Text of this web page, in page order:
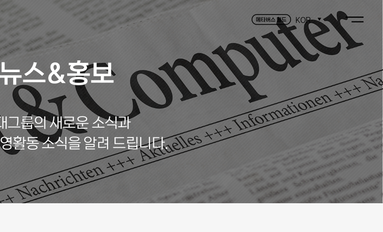
KOR
스&홍보
그룹의 새로운 소식과
활동 소식을 알려 드립니다.